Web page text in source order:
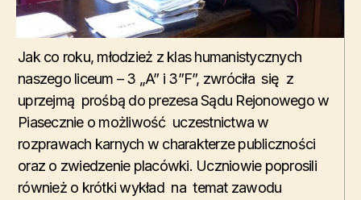
Jak co roku, młodzież z klas humanistycznych
naszego liceum – 3 „A” i 3”F”, zwróciła się z
uprzejmą prośbą do prezesa Sądu Rejonowego w
Piasecznie o możliwość uczestnictwa w
rozprawach karnych w charakterze publiczności
oraz o zwiedzenie placówki. Uczniowie poprosili
również o krótki wykład na temat zawodu